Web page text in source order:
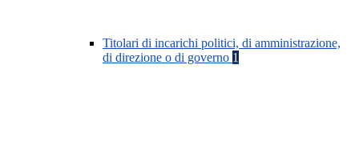
Titolari di incarichi politici, di amministrazione,
di direzione o di governo 1